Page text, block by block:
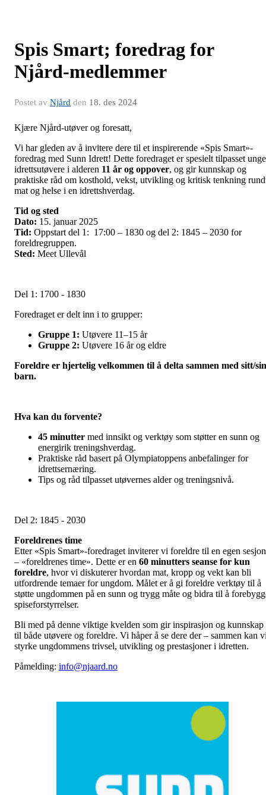
Spis Smart; foredrag for
Njård-medlemmer
Postet av Njård den 18. des 2024
Kjære Njård-utøver og foresatt,
Vi har gleden av å invitere dere til et inspirerende «Spis Smart»-
foredrag med Sunn Idrett! Dette foredraget er spesielt tilpasset unge
idrettsutøvere i alderen 11 år og oppover, og gir kunnskap og
praktiske råd om kosthold, vekst, utvikling og kritisk tenkning
mat og helse i en idrettshverdag.
Tid og sted
Dato: 15. januar 2025
Tid: Oppstart del 1: 17:00 – 1830 og del 2: 1845 – 2030 for
foreldregruppen.
Sted: Meet Ullevål
Del 1: 1700 - 1830
Foredraget er delt inn i to grupper:
Gruppe 1: Utøvere 11–15 år
Gruppe 2: Utøvere 16 år og eldre
Foreldre er hjertelig velkommen til å delta sammen med sitt/
barn.
Hva kan du forvente?
45 minutter med innsikt og verktøy som støtter en sunn og
energirik treningshverdag.
Praktiske råd basert på Olympiatoppens anbefalinger for
idrettsernæring.
Tips og råd tilpasset utøvernes alder og treningsnivå.
Del 2: 1845 - 2030
Foreldrenes time
Etter «Spis Smart»-foredraget inviterer vi foreldre til en egen sesjon
– «foreldrenes time». Dette er en 60 minutters seanse for kun
foreldre, hvor vi diskuterer hvordan mat, kropp og vekt kan bli
utfordrende temaer for ungdom. Målet er å gi foreldre verktøy til å
støtte ungdommen på en sunn og trygg måte og bidra til å
spiseforstyrrelser.
Bli med på denne viktige kvelden som gir inspirasjon og kunnskap
til både utøvere og foreldre. Vi håper å se dere der – sammen kan
styrke ungdommens trivsel, utvikling og prestasjoner i idretten.
Påmelding: info@njaard.no